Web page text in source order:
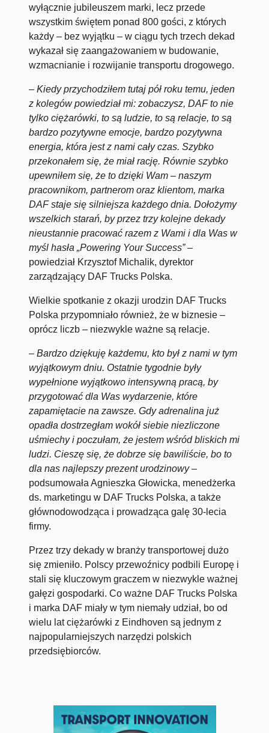
wyłącznie jubileuszem marki, lecz przede
wszystkim świętem ponad 800 gości, z których
każdy – bez wyjątku – w ciągu tych trzech dekad
wykazał się zaangażowaniem w budowanie,
wzmacnianie i rozwijanie transportu drogowego.
– Kiedy przychodziłem tutaj pół roku temu, jeden
z kolegów powiedział mi: zobaczysz, DAF to nie
tylko ciężarówki, to są ludzie, to są relacje, to są
bardzo pozytywne emocje, bardzo pozytywna
energia, która jest z nami cały czas. Szybko
przekonałem się, że miał rację. Równie szybko
upewniłem się, że to dzięki Wam – naszym
pracownikom, partnerom oraz klientom, marka
DAF staje się silniejsza każdego dnia. Dołożymy
wszelkich starań, by przez trzy kolejne dekady
nieustannie pracować razem z Wami i dla Was w
myśl hasła „Powering Your Success” –
powiedział Krzysztof Michalik, dyrektor
zarządzający DAF Trucks Polska.
Wielkie spotkanie z okazji urodzin DAF Trucks
Polska przypomniało również, że w biznesie –
oprócz liczb – niezwykle ważne są relacje.
– Bardzo dziękuję każdemu, kto był z nami w tym
wyjątkowym dniu. Ostatnie tygodnie były
wypełnione wyjątkowo intensywną pracą, by
przygotować dla Was wydarzenie, które
zapamiętacie na zawsze. Gdy adrenalina już
opadła dostrzegłam wokół siebie niezliczone
uśmiechy i poczułam, że jestem wśród bliskich mi
ludzi. Cieszę się, że dobrze się bawiliście, bo to
dla nas najlepszy prezent urodzinowy –
podsumowała Agnieszka Głowicka, menedżerka
ds. marketingu w DAF Trucks Polska, a także
głównodowodząca i prowadząca galę 30-lecia
firmy.
Przez trzy dekady w branży transportowej dużo
się zmieniło. Polscy przewoźnicy podbili Europę i
stali się kluczowym graczem w niezwykle ważnej
gałęzi gospodarki. Co ważne DAF Trucks Polska
i marka DAF miały w tym niemały udział, bo od
wielu lat ciężarówki z Eindhoven są jednym z
najpopularniejszych narzędzi polskich
przedsiębiorców.